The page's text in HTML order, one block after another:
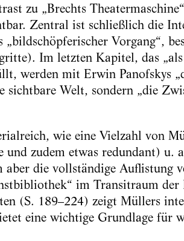
zu „Brechts
Zentral ist schließlich die
Vorgang“,
Im letzten Kapitel, das
werden mit Erwin Panofskys
Welt, sondern „die
wie eine Vielzahl von
zudem etwas redundant) u.
die vollständige Auflistung
im Transitraum
(S. 189–224) zeigt Müllers
eine wichtige Grundlage für